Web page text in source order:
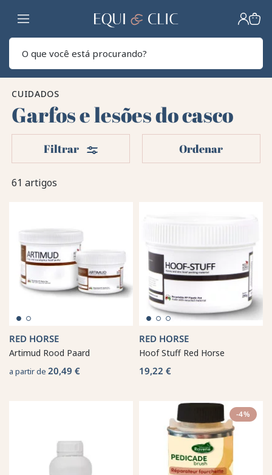
Lar
CUIDADOS
Garfos e lesões do casco
61 artigos
Filtrar Filters Ordenar
RED HORSE
Artimud Rood Paard
a partir de 20,49 €
RED HORSE
Hoof Stuff Red Horse
19,22 €
-4%